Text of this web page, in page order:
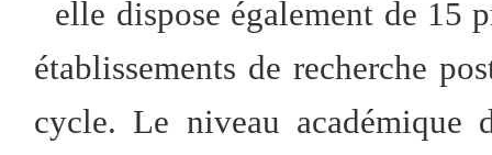
elle dispose également de 15
établissements de recherche
cycle. Le niveau